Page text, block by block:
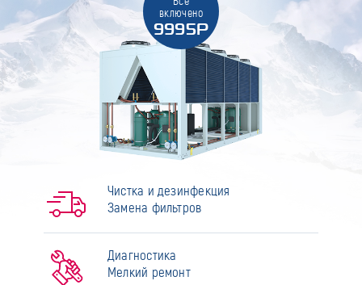
включено
9995Р
Чистка и дезинфекция
Замена фильтров
Диагностика
Мелкий ремонт